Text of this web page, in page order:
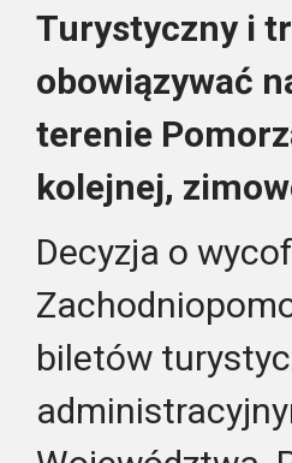
Turystyczny i
obowiązywać
terenie
kolejnej,
Decyzja o
biletów